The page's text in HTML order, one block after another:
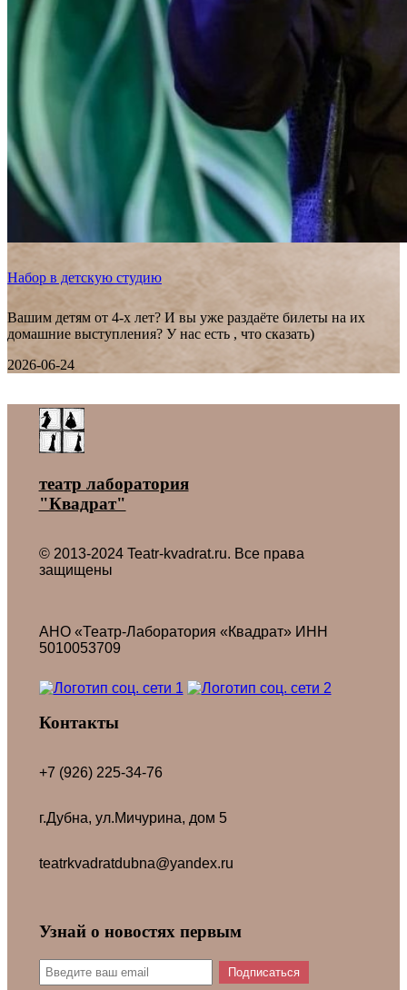
Набор в детскую студию
Вашим детям от 4-х лет? И вы уже раздаёте билеты на их
домашние выступления? У нас есть , что сказать)
2026-06-24
театр лаборатория
"Квадрат"
© 2013-2024 Teatr-kvadrat.ru. Все права
защищены
АНО «Театр-Лаборатория «Квадрат» ИНН
5010053709
Контакты
+7 (926) 225-34-76
г.Дубна, ул.Мичурина, дом 5
teatrkvadratdubna@yandex.ru
Узнай о новостях первым
Подписаться